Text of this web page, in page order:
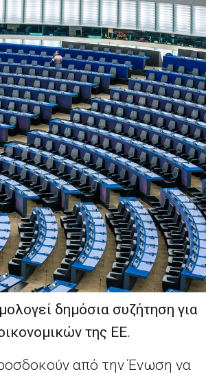
δημόσια συζήτηση για
της ΕΕ.
από την Ένωση να